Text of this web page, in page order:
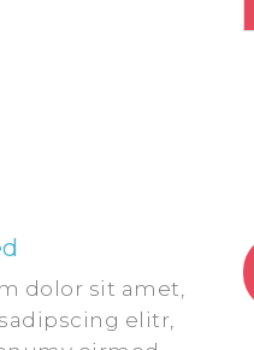
dolor sit amet,
elitr,